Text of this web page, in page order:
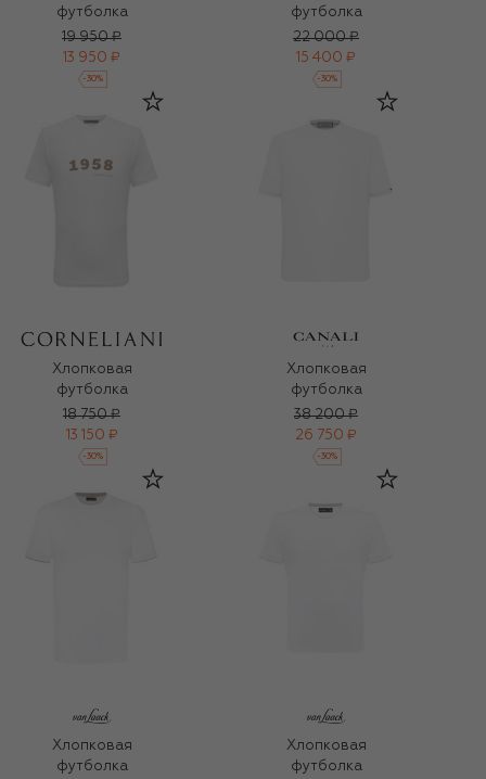
футболка
19 950 ₽
13 950 ₽
-30%
футболка
22 000 ₽
15 400 ₽
-30%
Хлопковая
футболка
18 750 ₽
13 150 ₽
-30%
Хлопковая
футболка
38 200 ₽
26 750 ₽
-30%
Хлопковая
футболка
Хлопковая
футболка